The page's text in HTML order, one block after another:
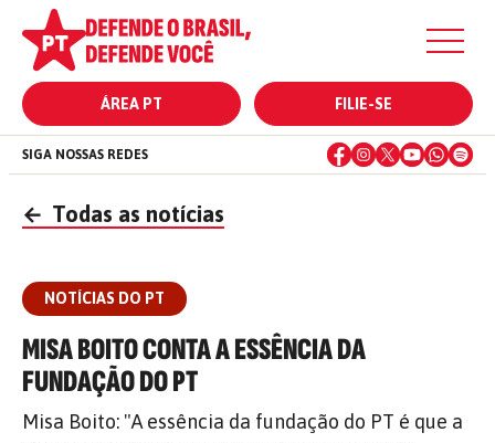
ÁREA PT FILIE-SE
SIGA NOSSAS REDES
← Todas as notícias
NOTÍCIAS DO PT
MISA BOITO CONTA A ESSÊNCIA DA
FUNDAÇÃO DO PT
Misa Boito: "A essência da fundação do PT é que a